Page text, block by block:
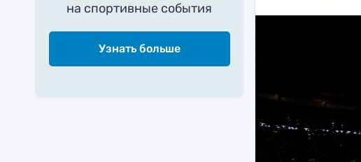
на спортивные события
Узнать больше